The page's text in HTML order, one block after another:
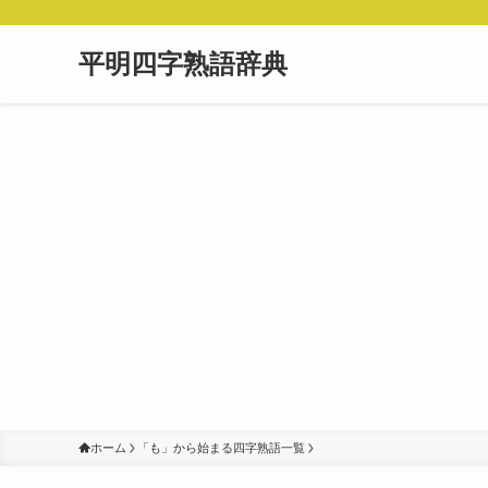
平明四字熟語辞典
ホーム 「も」から始まる四字熟語一覧